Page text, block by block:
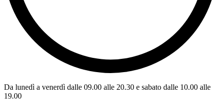
Da lunedì a venerdì dalle 09.00 alle 20.30 e sabato dalle 10.00 alle
19.00